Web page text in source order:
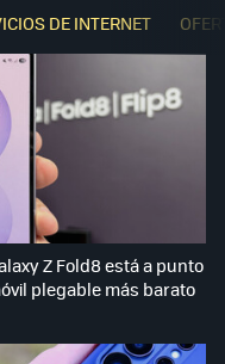
DE INTERNET
Z Fold8 está a punto
plegable más barato